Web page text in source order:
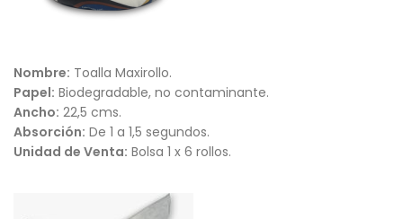
Nombre: Toalla Maxirollo.
Papel: Biodegradable, no contaminante.
Ancho: 22,5 cms.
Absorción: De 1 a 1,5 segundos.
Unidad de Venta: Bolsa 1 x 6 rollos.